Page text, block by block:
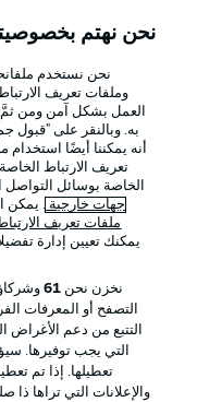
to be
نحن نهتم
نحن نستخدم
وملفات تعريف
العمل بشكل آمن ومن
به. وبالنقر على "قبول
أنه يمكننا أيضًا استخدام
تعريف الارتباط
الخاصة بوسائل
جهات خارجية . يمكن
ملفات تعريف
يمكنك تعيين إدارة
نخزن نحن 61
التصفح أو المعرفات
التتبع من دعم الأغراض
التي يجب توفيرها.
تعطيلها. إذا تم
والإعلانات التي تراها